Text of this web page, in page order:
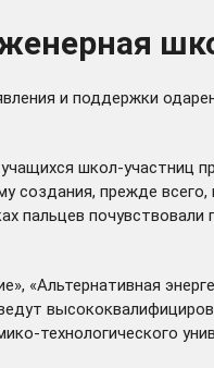
и поддержки
школ-участниц
создания, прежде
технологического